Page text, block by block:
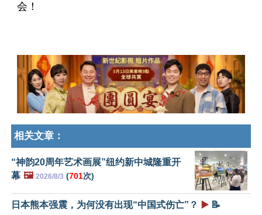
会！
相关文章：
“神韵20周年艺术画展”纽约新中城隆重开
幕 🖼️ 2026/8/3 (701次)
日本熊本强震，为何没有出现“中国式伤亡”？ ▶️ 📝